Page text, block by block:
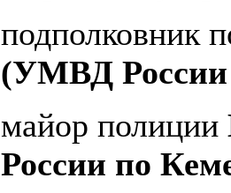
подполковник
(УМВД России
майор полиции
России по